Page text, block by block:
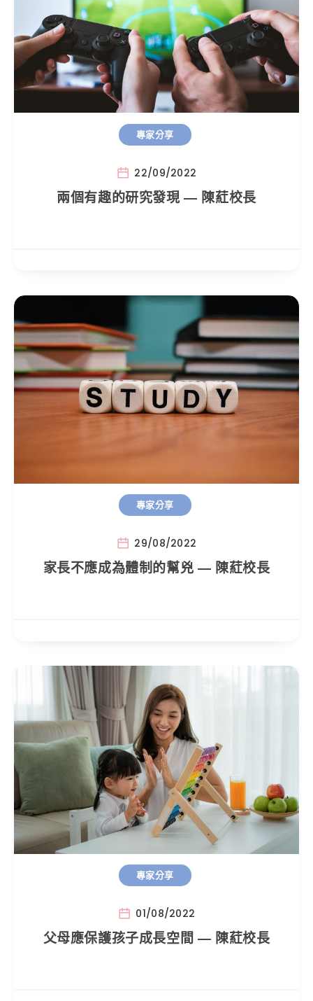
專家分享
22/09/2022
兩個有趣的研究發現 — 陳葒校長
專家分享
29/08/2022
家長不應成為體制的幫兇 — 陳葒校長
專家分享
01/08/2022
父母應保護孩子成長空間 — 陳葒校長